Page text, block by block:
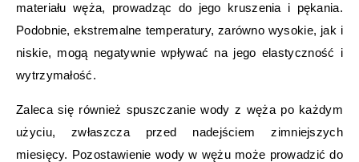
materiału węża, prowadząc do jego kruszenia i pękania.
Podobnie, ekstremalne temperatury, zarówno wysokie, jak i
niskie, mogą negatywnie wpływać na jego elastyczność i
wytrzymałość.
Zaleca się również spuszczanie wody z węża po każdym
użyciu, zwłaszcza przed nadejściem zimniejszych
miesięcy. Pozostawienie wody w wężu może prowadzić do